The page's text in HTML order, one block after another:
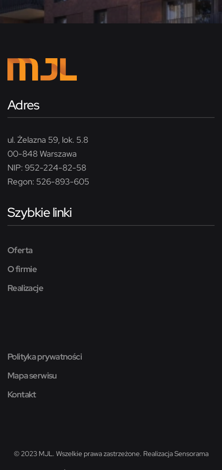
Adres
ul. Żelazna 59, lok. 5.8
00-848 Warszawa
NIP: 952-224-82-58
Regon: 526-893-605
Szybkie linki
Oferta
O firmie
Realizacje
Polityka prywatności
Mapa serwisu
Kontakt
© 2023 MJL. Wszelkie prawa zastrzeżone. RealizacjaSensorama